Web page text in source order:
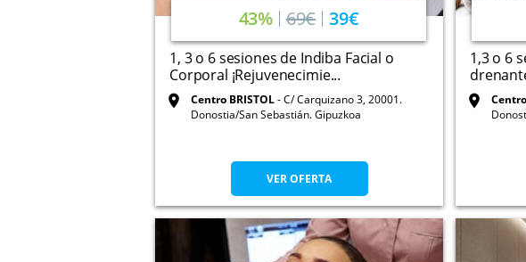
43% 69€ 39€
1, 3 o 6 sesiones de Indiba Facial o
Corporal ¡Rejuvenecimie...
Centro BRISTOL C/ Carquizano 3, 20001.
Donostia/San Sebastián. Gipuzkoa
VER OFERTA
1,3 o 6